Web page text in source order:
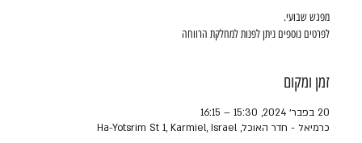
לפרטים נוספים ניתן לפנות למחלקת הרווחה
זמן ומקום
20 בפבר׳ 2024, 15:30 – 16:15
כרמיאל - חדר האוכל, Ha-Yotsrim St 1, Karmiel, Israel